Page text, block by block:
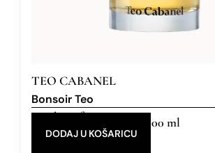
TEO CABANEL
Bonsoir Teo
Eau de Parfum 30 ml, 100 ml
DODAJ U KOŠARICU